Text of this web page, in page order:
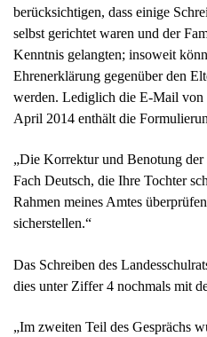
berücksichtigen, dass einige
selbst gerichtet waren und der
Kenntnis gelangten; insoweit
Ehrenerklärung gegenüber den
werden. Lediglich die E-Mail
April 2014 enthält die
„Die Korrektur und Benotung
Fach Deutsch, die Ihre Tochter
Rahmen meines Amtes
sicherstellen.“
Das Schreiben des
dies unter Ziffer 4 nochmals mit
„Im zweiten Teil des Gesprächs